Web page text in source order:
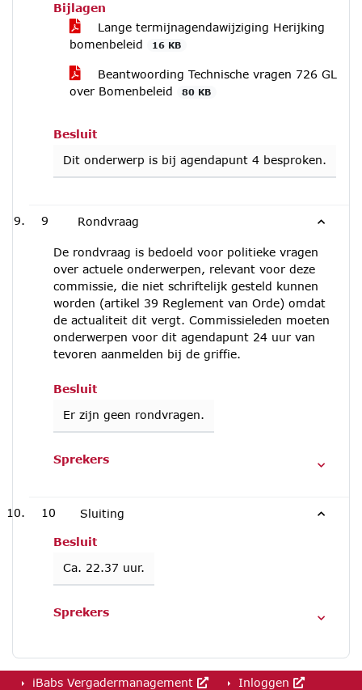
Bijlagen
Lange termijnagendawijziging Herijking
bomenbeleid
16 KB
Beantwoording Technische vragen 726 GL
over Bomenbeleid
80 KB
Besluit
Dit onderwerp is bij agendapunt 4 besproken.
9 Rondvraag
De rondvraag is bedoeld voor politieke vragen
over actuele onderwerpen, relevant voor deze
commissie, die niet schriftelijk gesteld kunnen
worden (artikel 39 Reglement van Orde) omdat
de actualiteit dit vergt. Commissieleden moeten
onderwerpen voor dit agendapunt 24 uur van
tevoren aanmelden bij de griffie.
Besluit
Er zijn geen rondvragen.
Sprekers
10 Sluiting
Besluit
Ca. 22.37 uur.
Sprekers
iBabs Vergadermanagement Inloggen